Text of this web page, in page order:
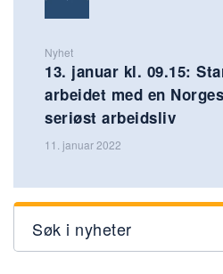
Nyhet
13. januar kl. 09.15:
arbeidet med en
seriøst arbeidsliv
11. januar 2022
Søk i nyheter